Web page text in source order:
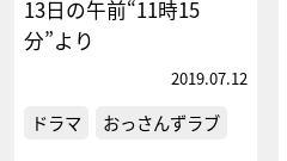
13日の午前“11時15
分”より
2019.07.12
ドラマ おっさんずラブ